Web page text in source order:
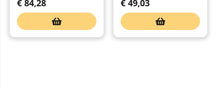
€ 84,28 € 49,03